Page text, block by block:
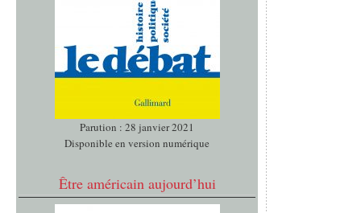
Parution : 28 janvier 2021
Disponible en version numérique
Être américain aujourd’hui